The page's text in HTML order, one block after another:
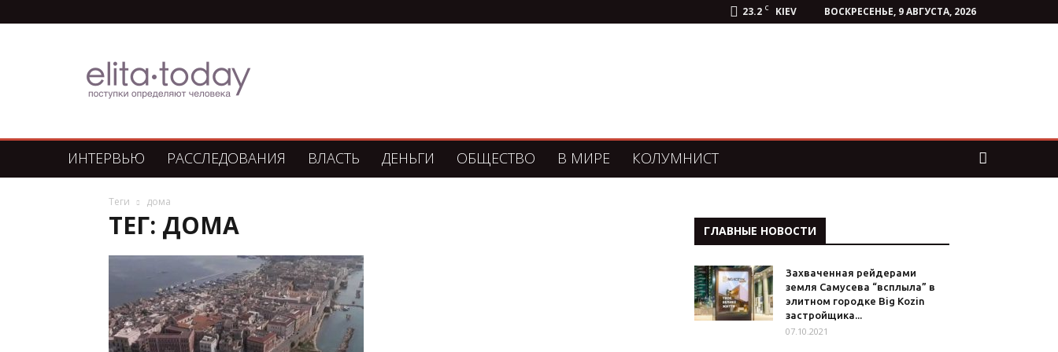
23.2 C KIEV ВОСКРЕСЕНЬЕ, 9 АВГУСТА, 2026
Сегодня
ИНТЕРВЬЮ РАССЛЕДОВАНИЯ ВЛАСТЬ ДЕНЬГИ ОБЩЕСТВО В МИРЕ КОЛУМНИСТ
Теги дома
ТЕГ: ДОМА ГЛАВНЫЕ НОВОСТИ
Захваченная рейдерами
земля Самусева “всплыла” в
элитном городке Big Kozin
застройщика...
07.10.2021